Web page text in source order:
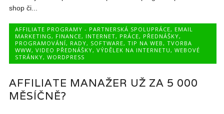
shop či...
AFFILIATE PROGRAMY - PARTNERSKÁ SPOLUPRÁCE, EMAIL
MARKETING, FINANCE, INTERNET, PRÁCE, PŘEDNÁŠKY,
PROGRAMOVÁNÍ, RADY, SOFTWARE,TIP NA WEB,TVORBA
WWW,VIDEO PŘEDNÁŠKY,VÝDĚLEK NA INTERNETU,WEBOVÉ
STRÁNKY,WORDPRESS
AFFILIATE MANAŽER UŽ ZA 5 000
MĚSÍČNĚ?